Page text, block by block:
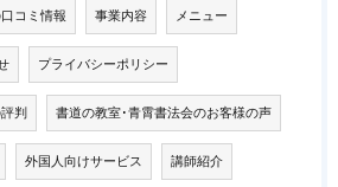
コミ情報 事業内容 メニュー
プライバシーポリシー
判 書道の教室･青霄書法会のお客様の声
外国人向けサービス 講師紹介